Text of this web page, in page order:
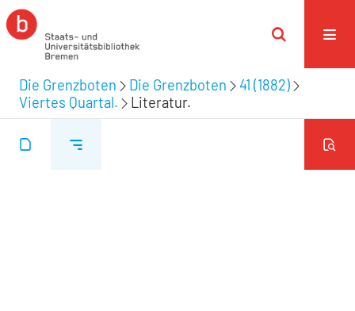
Die Grenzboten Die Grenzboten
41 (1882)
Viertes Quartal.
Literatur.